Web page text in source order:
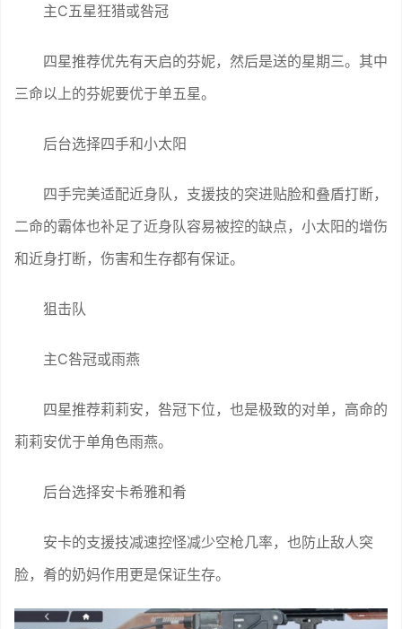
主C五星狂猎或咎冠
四星推荐优先有天启的芬妮，然后是送的星期三。其中
三命以上的芬妮要优于单五星。
后台选择四手和小太阳
四手完美适配近身队，支援技的突进贴脸和叠盾打断，
二命的霸体也补足了近身队容易被控的缺点，小太阳的增伤
和近身打断，伤害和生存都有保证。
狙击队
主C咎冠或雨燕
四星推荐莉莉安，咎冠下位，也是极致的对单，高命的
莉莉安优于单角色雨燕。
后台选择安卡希雅和肴
安卡的支援技减速控怪减少空枪几率，也防止敌人突
脸，肴的奶妈作用更是保证生存。